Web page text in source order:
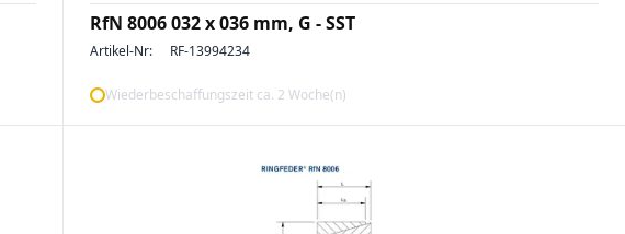
RfN 8006 032 x 036 mm, G - SST
Artikel-Nr: RF-13994234
Wiederbeschaffungszeit ca. 2 Woche(n)